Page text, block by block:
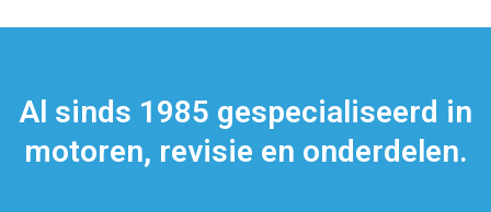
Al sinds 1985 gespecialiseerd in
motoren, revisie en onderdelen.